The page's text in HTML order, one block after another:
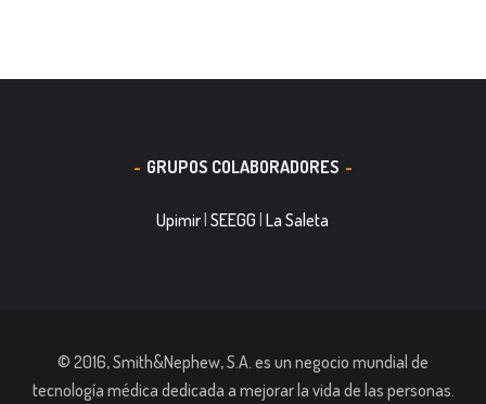
GRUPOS COLABORADORES
Upimir|SEEGG |La Saleta
© 2016, Smith&Nephew, S.A. es un negocio mundial de
tecnología médica dedicada a mejorar la vida de las personas.